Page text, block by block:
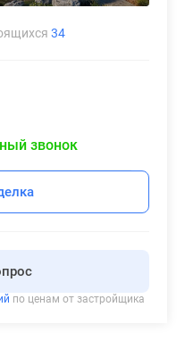
34
звонок
по ценам от застройщика